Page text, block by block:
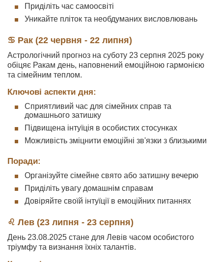
Приділіть час самоосвіті
Уникайте пліток та необдуманих висловлювань
♋ Рак (22 червня - 22 липня)
Астрологічний прогноз на суботу 23 серпня 2025 року
обіцяє Ракам день, наповнений емоційною гармонією
та сімейним теплом.
Ключові аспекти дня:
Сприятливий час для сімейних справ та
домашнього затишку
Підвищена інтуїція в особистих стосунках
Можливість зміцнити емоційні зв'язки з близькими
Поради:
Організуйте сімейне свято або затишну вечерю
Приділіть увагу домашнім справам
Довіряйте своїй інтуїції в емоційних питаннях
♌ Лев (23 липня - 23 серпня)
День 23.08.2025 стане для Левів часом особистого
тріумфу та визнання їхніх талантів.